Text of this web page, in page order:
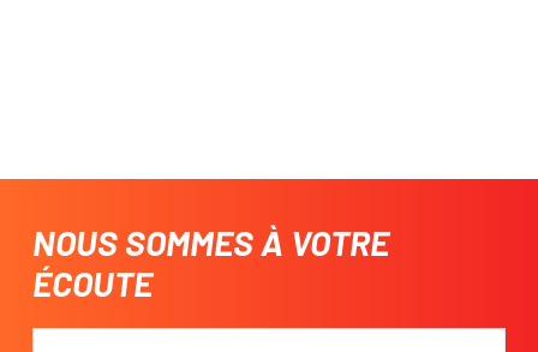
NOUS SOMMES À VOTRE
ÉCOUTE